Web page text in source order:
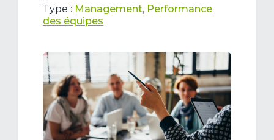
Type : Management, Performance
des équipes